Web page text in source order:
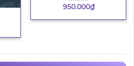
950.000₫